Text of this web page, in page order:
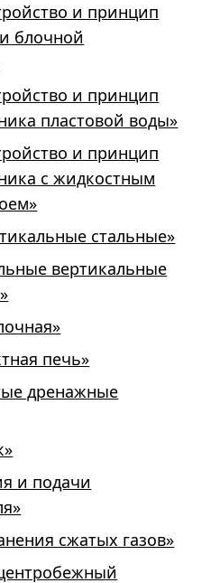
и принцип
блочной
и принцип
пластовой воды»
и принцип
с жидкостным
стальные»
вертикальные
печь»
дренажные
и подачи
сжатых газов»